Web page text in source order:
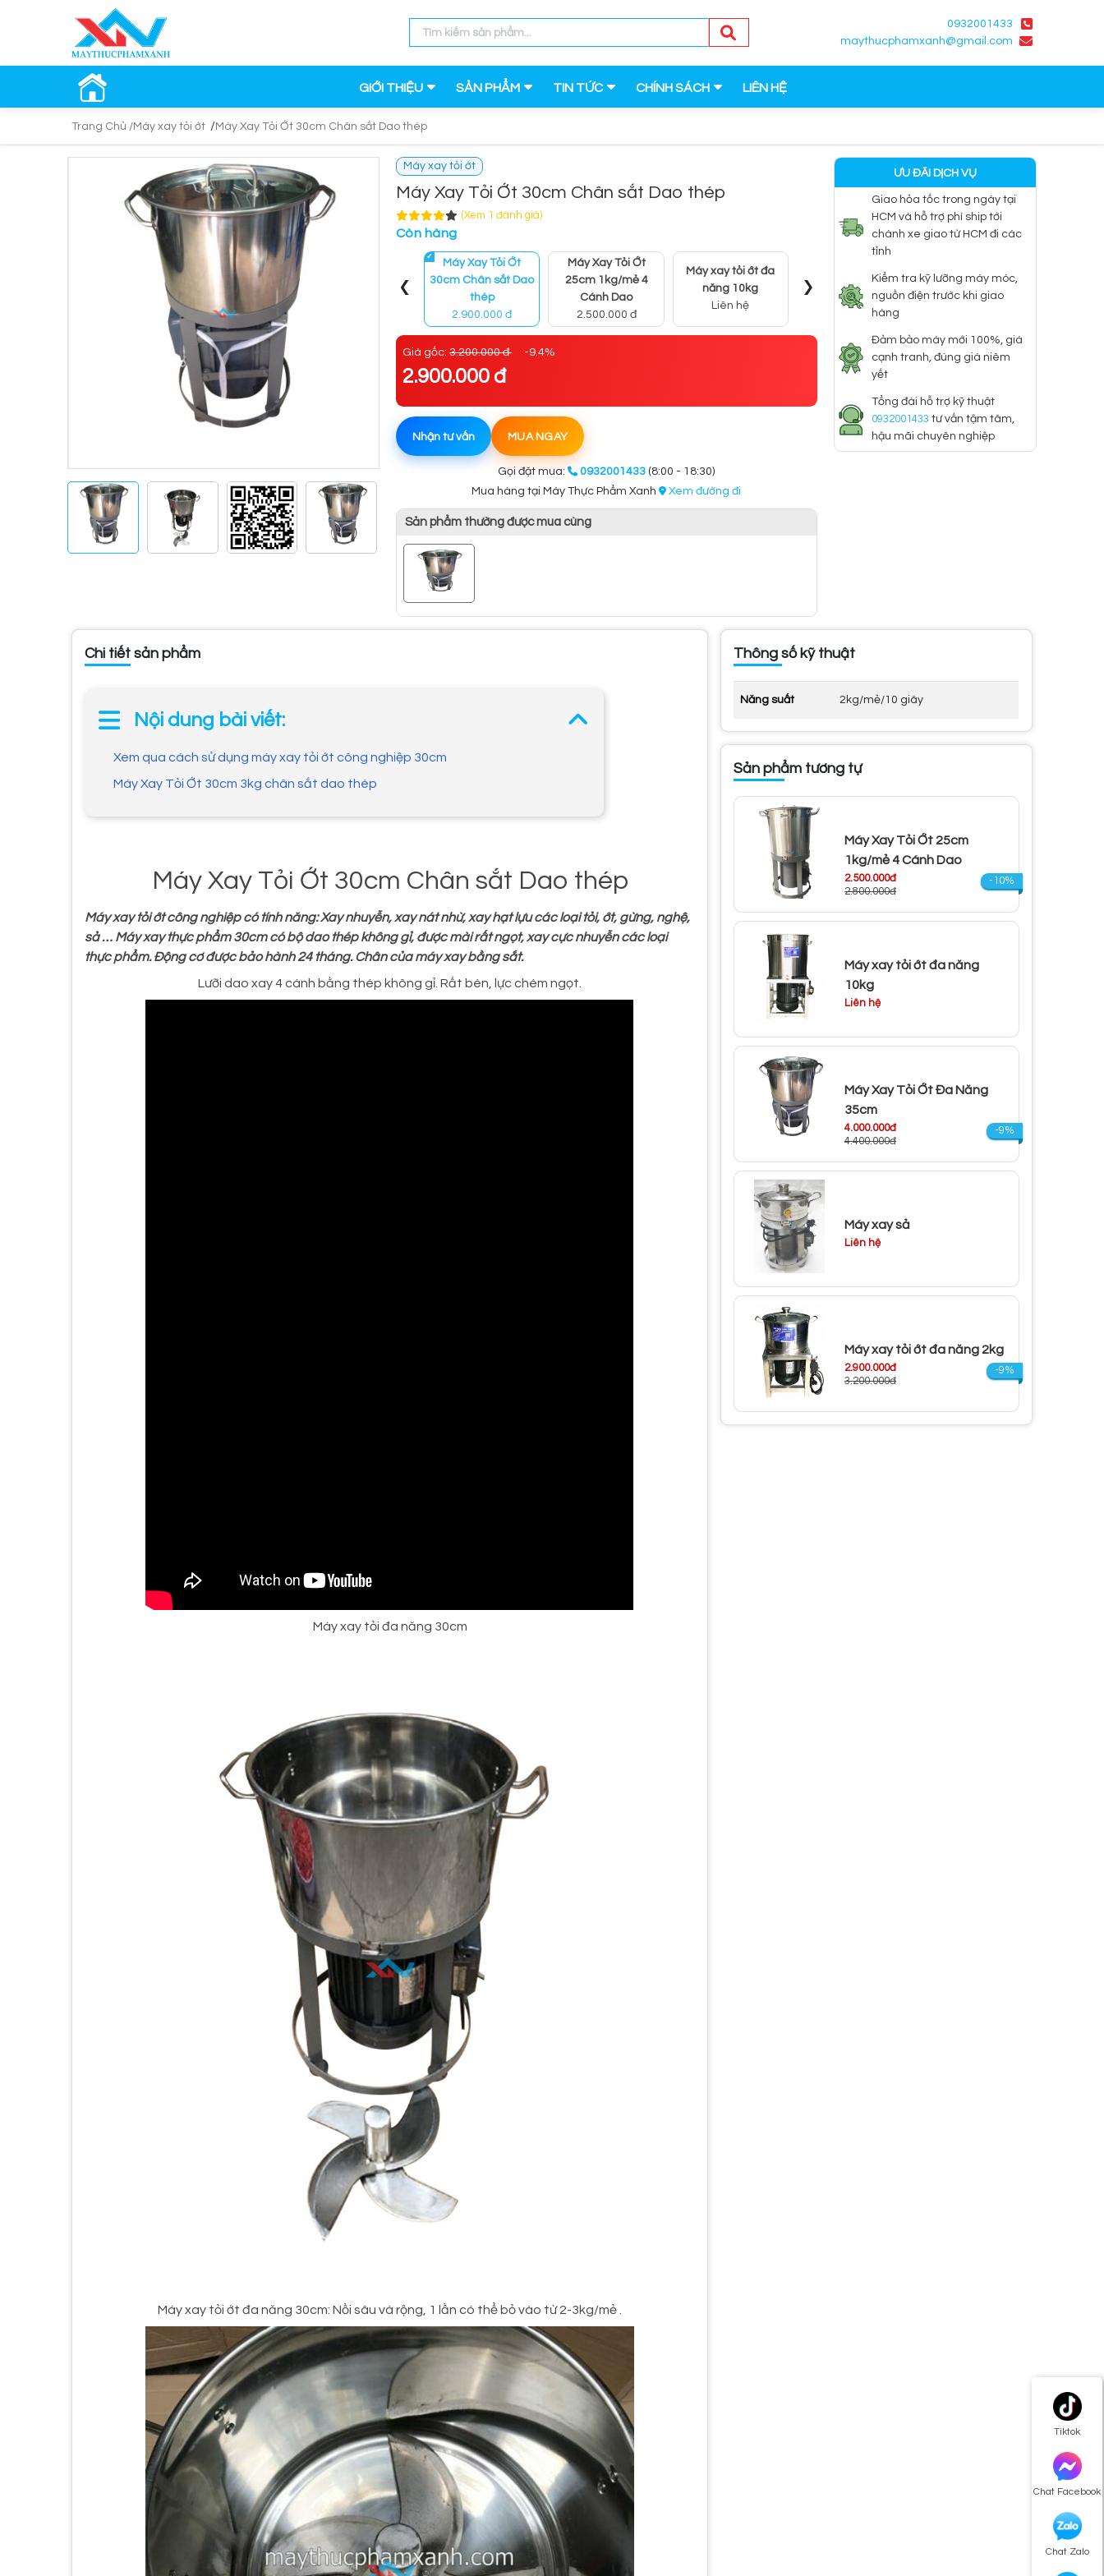
0932001433
maythucphamxanh@gmail.com
GIỚI THIỆU SẢN PHẨM TIN TỨC CHÍNH SÁCH LIÊN HỆ
Tiktok
Chat Facebook
Chat Zalo
Trang Chủ /Máy xay tỏi ớt /Máy Xay Tỏi Ớt 30cm Chân sắt Dao thép
Máy xay tỏi ớt
Máy Xay Tỏi Ớt 30cm Chân sắt Dao thép
(Xem 1 đánh giá)
Còn hàng
Máy Xay Tỏi Ớt
30cm Chân sắt Dao
thép
2.900.000 đ
Máy Xay Tỏi Ớt
25cm 1kg/mẻ 4
Cánh Dao
2.500.000 đ
Máy xay tỏi ớt đa
năng 10kg
Liên hệ
Máy Xay Tỏi Ớt Đa
Năng 35cm
4.000.000 đ
Máy xay sả
Liên hệ
‹ ›
Giá gốc: 3.200.000 đ -9.4%
2.900.000 đ
Nhận tư vấn MUA NGAY
Gọi đặt mua: 0932001433 (8:00 - 18:30)
Mua hàng tại Máy Thực Phẩm Xanh
Xem đường đi
Sản phẩm thường được mua cùng
ƯU ĐÃI DỊCH VỤ
Giao hỏa tốc trong ngày tại
HCM và hỗ trợ phí ship tới
chành xe giao từ HCM đi các
tỉnh
Kiểm tra kỹ lưỡng máy móc,
nguồn điện trước khi giao
hàng
Đảm bảo máy mới 100%, giá
cạnh tranh, đúng giá niêm
yết
Tổng đài hỗ trợ kỹ thuật
0932001433 tư vấn tậm tâm,
hậu mãi chuyên nghiệp
Chi tiết sản phẩm
Nội dung bài viết:
Xem qua cách sử dụng máy xay tỏi ớt công nghiệp 30cm
Máy Xay Tỏi Ớt 30cm 3kg chân sắt dao thép
Máy Xay Tỏi Ớt 30cm Chân sắt Dao thép
Máy xay tỏi ớt công nghiệp có tính năng: Xay nhuyễn, xay nát nhừ, xay hạt lựu các loại tỏi, ớt, gừng, nghệ,
sả … Máy xay thực phẩm 30cm có bộ dao thép không gỉ, được mài rất ngọt, xay cực nhuyễn các loại
thực phẩm. Động cơ được bảo hành 24 tháng. Chân của máy xay bằng sắt.
Lưỡi dao xay 4 cánh bằng thép không gỉ. Rất bén, lực chém ngọt.
Máy xay tỏi đa năng 30cm
Máy xay tỏi ớt đa năng 30cm: Nồi sâu và rộng, 1 lần có thể bỏ vào từ 2-3kg/mẻ .
Thông số kỹ thuật
Năng suất 2kg/mẻ/10 giây
Sản phẩm tương tự
Máy Xay Tỏi Ớt 25cm
1kg/mẻ 4 Cánh Dao
2.500.000đ
2.800.000đ
-10%
Máy xay tỏi ớt đa năng
10kg
Liên hệ
Máy Xay Tỏi Ớt Đa Năng
35cm
4.000.000đ
4.400.000đ
-9%
Máy xay sả
Liên hệ
Máy xay tỏi ớt đa năng 2kg
2.900.000đ
3.200.000đ
-9%